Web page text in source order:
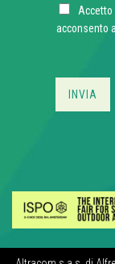
l
C
h
acconsento
INVIA